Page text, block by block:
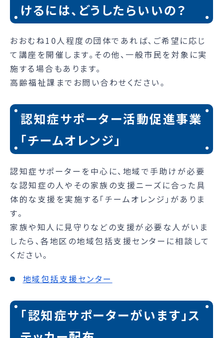
けるには、どうしたらいいの？
おおむね10人程度の団体であれば、ご希望に応じ
て講座を開催します。その他、一般市民を対象に実
施する場合もあります。
高齢福祉課までお問い合わせください。
認知症サポーター活動促進事業
「チームオレンジ」
認知症サポーターを中心に、地域で手助けが必要
な認知症の人やその家族の支援ニーズに合った具
体的な支援を実施する「チームオレンジ」がありま
す。
家族や知人に見守りなどの支援が必要な人がいま
したら、各地区の地域包括支援センターに相談して
ください。
地域包括支援センター
「認知症サポーターがいます」ス